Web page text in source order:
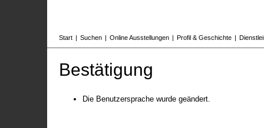
Start | Suchen | Online Ausstellungen | Profil & Geschichte |
Bestätigung
Die Benutzersprache wurde geändert.